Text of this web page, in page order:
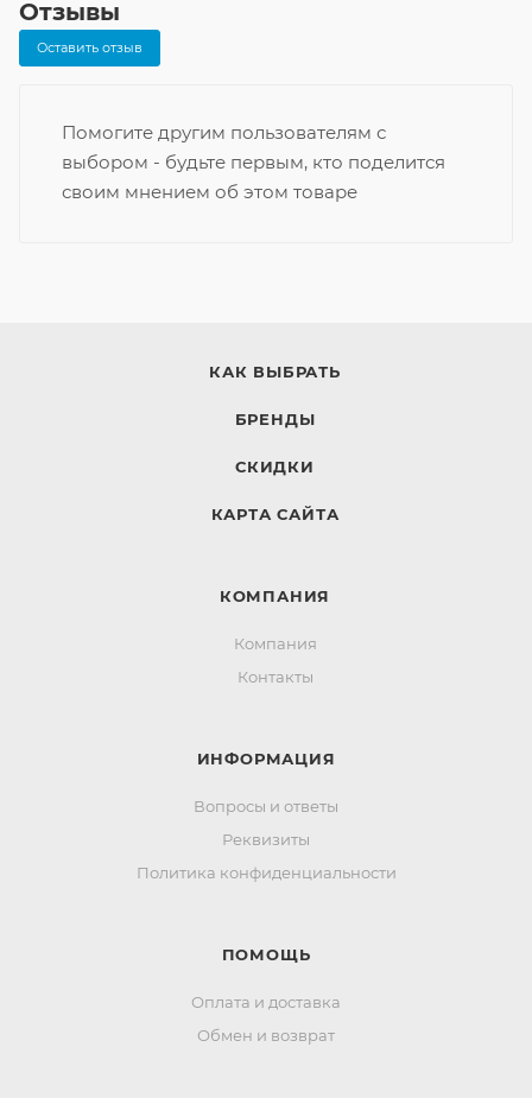
Отзывы
Оставить отзыв
Помогите другим пользователям с
выбором - будьте первым, кто поделится
своим мнением об этом товаре
КАК ВЫБРАТЬ
БРЕНДЫ
СКИДКИ
КАРТА САЙТА
КОМПАНИЯ
Компания
Контакты
ИНФОРМАЦИЯ
Вопросы и ответы
Реквизиты
Политика конфиденциальности
ПОМОЩЬ
Оплата и доставка
Обмен и возврат